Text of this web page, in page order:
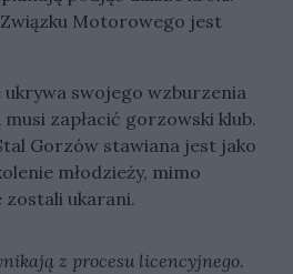
Motorowego jest
ukrywa swojego wzburzenia
zapłacić gorzowski klub.
Gorzów stawiana jest jako
młodzieży, mimo
ukarani.
z procesu licencyjnego.